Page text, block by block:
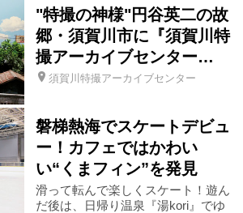
桑折町 川俣町
田村市
古殿町 塙町
福島県全域 泉崎村
"特撮の神様"円谷英二の故
郷・須賀川市に『須賀川特
撮アーカイブセンター…
須賀川特撮アーカイブセンター
磐梯熱海でスケートデビュ
ー！カフェではかわい
い“くまフィン”を発見
滑って転んで楽しくスケート！遊ん
だ後は、日帰り温泉『湯kori』でゆ